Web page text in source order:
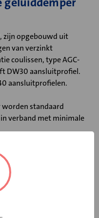
zijn opgebouwd uit
van verzinkt
coulissen, type AGC-
DW30 aansluitprofiel.
aansluitprofielen.
worden standaard
verband met minimale
profiel